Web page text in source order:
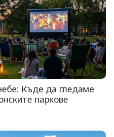
Къде да гледаме
паркове